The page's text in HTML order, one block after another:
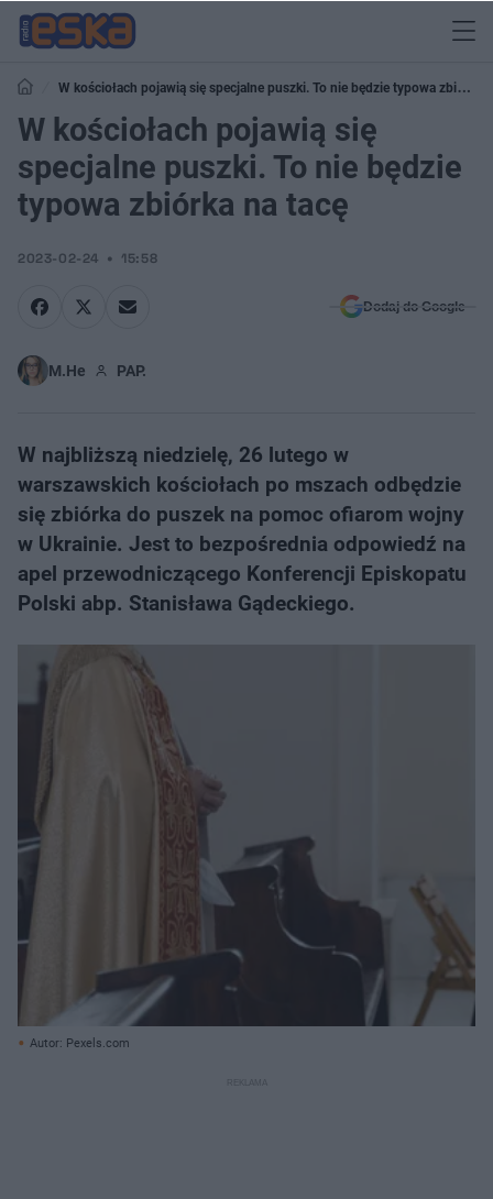
W kościołach pojawią się specjalne puszki. To nie będzie typowa zbiórka
na tacę
W kościołach pojawią się
specjalne puszki. To nie będzie
typowa zbiórka na tacę
2023-02-24 15:58
Dodaj do Google
M.He PAP.
W najbliższą niedzielę, 26 lutego w
warszawskich kościołach po mszach odbędzie
się zbiórka do puszek na pomoc ofiarom wojny
w Ukrainie. Jest to bezpośrednia odpowiedź na
apel przewodniczącego Konferencji Episkopatu
Polski abp. Stanisława Gądeckiego.
Autor: Pexels.com